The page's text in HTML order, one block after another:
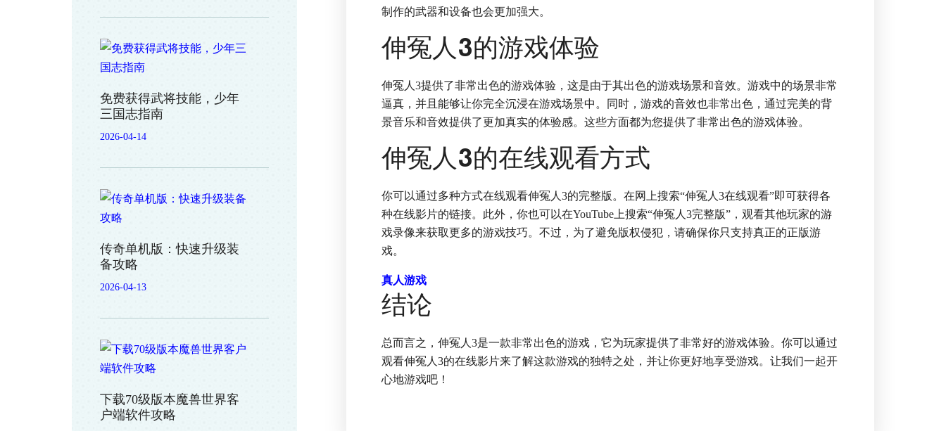
制作的武器和设备也会更加强大。
伸冤人3的游戏体验
伸冤人3提供了非常出色的游戏体验，这是由于其出色的游戏场景和音效。游戏中的场景非常
逼真，并且能够让你完全沉浸在游戏场景中。同时，游戏的音效也非常出色，通过完美的背
景音乐和音效提供了更加真实的体验感。这些方面都为您提供了非常出色的游戏体验。
伸冤人3的在线观看方式
你可以通过多种方式在线观看伸冤人3的完整版。在网上搜索“伸冤人3在线观看”即可获得各
种在线影片的链接。此外，你也可以在YouTube上搜索“伸冤人3完整版”，观看其他玩家的游
戏录像来获取更多的游戏技巧。不过，为了避免版权侵犯，请确保你只支持真正的正版游
戏。
真人游戏
结论
总而言之，伸冤人3是一款非常出色的游戏，它为玩家提供了非常好的游戏体验。你可以通过
观看伸冤人3的在线影片来了解这款游戏的独特之处，并让你更好地享受游戏。让我们一起开
心地游戏吧！
免费获得武将技能，少年
三国志指南
2026-04-14
传奇单机版：快速升级装
备攻略
2026-04-13
下载70级版本魔兽世界客
户端软件攻略